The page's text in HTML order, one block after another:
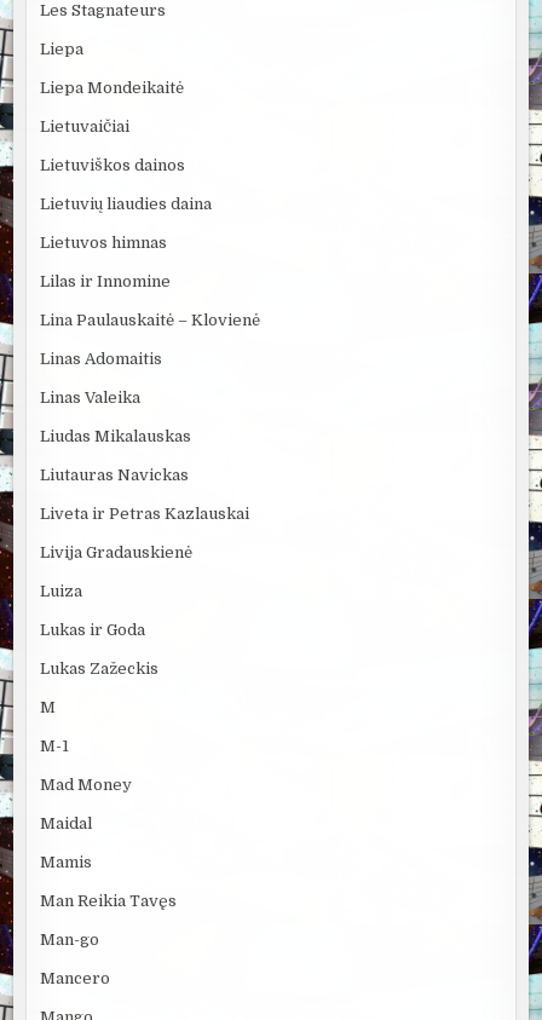
Les Stagnateurs
Liepa
Liepa Mondeikaitė
Lietuvaičiai
Lietuviškos dainos
Lietuvių liaudies daina
Lietuvos himnas
Lilas ir Innomine
Lina Paulauskaitė – Klovienė
Linas Adomaitis
Linas Valeika
Liudas Mikalauskas
Liutauras Navickas
Liveta ir Petras Kazlauskai
Livija Gradauskienė
Luiza
Lukas ir Goda
Lukas Zažeckis
M
M-1
Mad Money
Maidal
Mamis
Man Reikia Tavęs
Man-go
Mancero